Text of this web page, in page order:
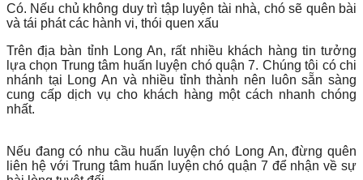
Có. Nếu chủ không duy trì tập luyện tài nhà, chó sẽ quên bài
và tái phát các hành vi, thói quen xấu
Trên địa bàn tỉnh Long An, rất nhiều khách hàng tin tưởng
lựa chọn Trung tâm huấn luyện chó quận 7. Chúng tôi có chi
nhánh tại Long An và nhiều tỉnh thành nên luôn sẵn sàng
cung cấp dịch vụ cho khách hàng một cách nhanh chóng
nhất.
Nếu đang có nhu cầu huấn luyện chó Long An, đừng quên
liên hệ với Trung tâm huấn luyện chó quận 7 để nhận về sự